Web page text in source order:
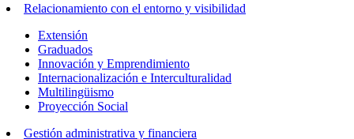
Relacionamiento con el entorno y visibilidad
Extensión
Graduados
Innovación y Emprendimiento
Internacionalización e Interculturalidad
Multilingüismo
Proyección Social
Gestión administrativa y financiera